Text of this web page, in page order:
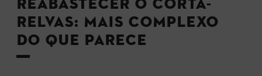
REABASTECER O CORTA-
RELVAS: MAIS COMPLEXO
DO QUE PARECE